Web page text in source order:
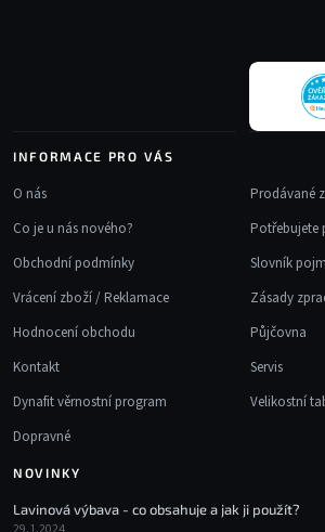
INFORMACE PRO VÁS
O nás
Co je u nás nového?
Obchodní podmínky
Vrácení zboží / Reklamace
Hodnocení obchodu
Kontakt
Dynafit věrnostní program
Dopravné
Prodávané
Potřebujete
Slovník
Zásady
Půjčovna
Servis
Velikostní
NOVINKY
Lavinová výbava - co obsahuje a jak ji použít?